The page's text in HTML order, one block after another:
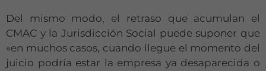
Del mismo modo, el retraso que acumulan el
CMAC y la Jurisdicción Social puede suponer que
«en muchos casos, cuando llegue el momento del
juicio podría estar la empresa ya desaparecida o